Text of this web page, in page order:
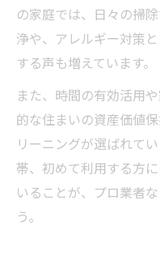
の家庭では、日々の掃
浄や、アレルギー対策
する声も増えています。
また、時間の有効活用
的な住まいの資産価値
リーニングが選ばれて
帯、初めて利用する方
いることが、プロ業者
う。